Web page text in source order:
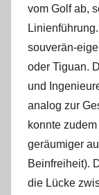
vom Golf ab,
souverän-
oder Tiguan.
und
analog zur
konnte
geräumiger
Beinfreiheit).
die Lücke